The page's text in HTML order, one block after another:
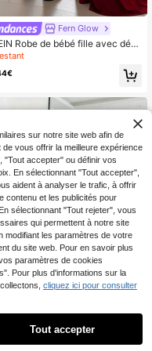
Fern Glow
Robe de bébé fille avec déc
élégante et mignonne en n
rouge
Robe bébé fille à col rond en
tressé, avec nœud et sans ma
1
sur notre site web afin de
vous offrir la meilleure expérience
"Tout accepter" ou définir vos
En sélectionnant "Tout accepter",
aident à analyser le trafic, à offrir
contenu et les publicités pour
sélectionnant "Tout rejeter", vous
qui permettent à notre site
modifiant les paramètres de votre
du site web. Pour en savoir plus
paramètres de cookies
Pour plus d'informations sur la
cliquez ici pour consulter
Tout accepter